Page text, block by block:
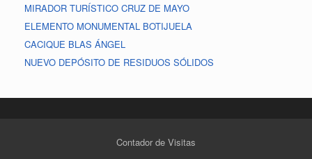
MIRADOR TURÍSTICO CRUZ DE MAYO
ELEMENTO MONUMENTAL BOTIJUELA
CACIQUE BLAS ÁNGEL
NUEVO DEPÓSITO DE RESIDUOS SÓLIDOS
Contador de Visitas